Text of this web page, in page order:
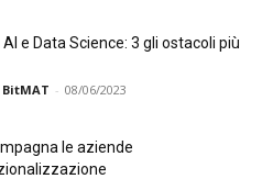
e Data Science: 3 gli ostacoli più
- 08/06/2023
le aziende